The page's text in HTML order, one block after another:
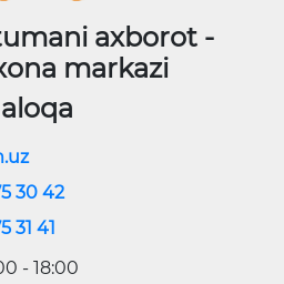
axborot -
markazi
30 42
31 41
- 18:00